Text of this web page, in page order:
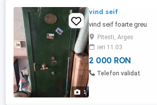
1
vind seif
vind seif foarte greu
Pitesti, Arges
ieri 11:03
2 000 RON
Telefon validat